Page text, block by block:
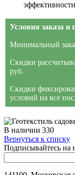
Условия заказа и
Минимальный
Скидки
руб.
Скидки
условий на все
В наличии 330
Вернуться к списку
Подписывайтесь на